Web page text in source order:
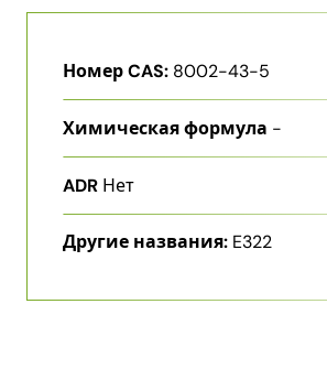
Номер CAS: 8002-43-5
Химическая формула -
ADR Нет
Другие названия: E322